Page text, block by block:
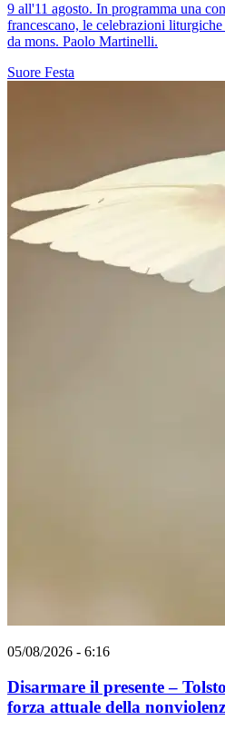
9 all'11 agosto. In programma una
francescano, le celebrazioni
da mons. Paolo Martinelli.
Suore Festa
05/08/2026 - 6:16
Disarmare il presente –
forza attuale della